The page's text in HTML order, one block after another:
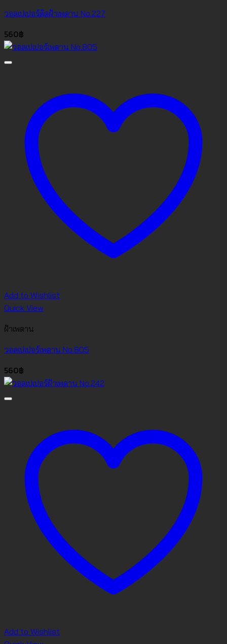
วอลเปเปอร์ติดฝ้าเพดาน No.227
560฿
Add to Wishlist
Quick View
ฝ้าเพดาน
วอลเปเปอร์เพดาน No.805
560฿
Add to Wishlist